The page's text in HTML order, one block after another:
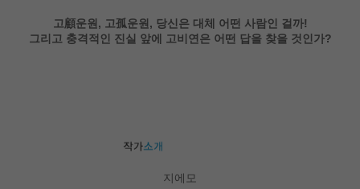
고顧운원, 고孤운원, 당신은 대체 어떤 사람인 걸까!
그리고 충격적인 진실 앞에 고비연은 어떤 답을 찾을 것인가?
지에모